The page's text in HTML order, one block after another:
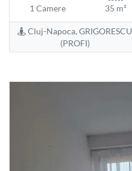
1 Camere 35 m²
Cluj-Napoca, GRIGORESCU
(PROFI)